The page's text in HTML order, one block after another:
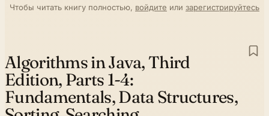
Чтобы читать книгу полностью, войдите или зарегистрируйтесь
Algorithms in Java, Third
Edition, Parts 1-4:
Fundamentals, Data Structures,